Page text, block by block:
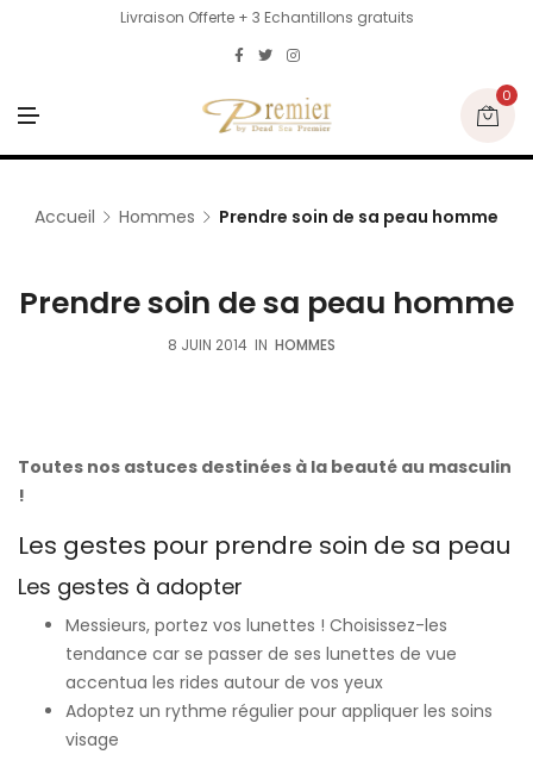
Livraison Offerte + 3 Echantillons gratuits
N
U
0
Accueil Hommes Prendre soin de sa peau homme
Prendre soin de sa peau homme
8 JUIN 2014 IN HOMMES
Toutes nos astuces destinées à la beauté au masculin
!
Les gestes pour prendre soin de sa peau
Les gestes à adopter
Messieurs, portez vos lunettes ! Choisissez-les
tendance car se passer de ses lunettes de vue
accentua les rides autour de vos yeux
Adoptez un rythme régulier pour appliquer les soins
visage